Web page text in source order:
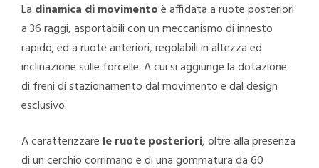
La dinamica di movimentoè affidata a ruote posteriori
a 36 raggi, asportabili con un meccanismo di innesto
rapido; ed a ruote anteriori, regolabili in altezza ed
inclinazione sulle forcelle. A cui si aggiunge la dotazione
di freni di stazionamento dal movimento e dal design
esclusivo.
A caratterizzare le ruote posteriori, oltre alla presenza
di un cerchio corrimano e di una gommatura da 60